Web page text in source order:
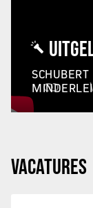
SCHUBERT
VACATURES